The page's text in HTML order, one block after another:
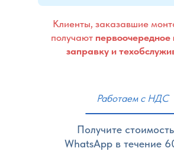
Клиенты, заказавшие
получают первоочередное
заправку и
Получите
WhatsApp в течение
Работаем с НДС